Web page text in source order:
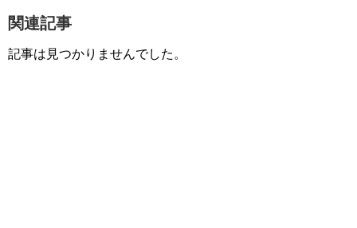
関連記事
記事は見つかりませんでした。